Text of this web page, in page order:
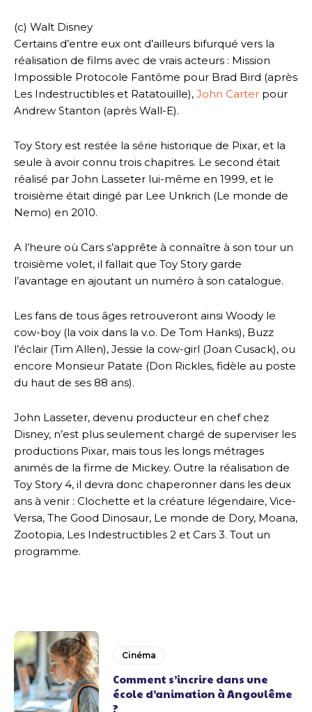
(c) Walt Disney
Certains d’entre eux ont d’ailleurs bifurqué vers la
réalisation de films avec de vrais acteurs : Mission
Impossible Protocole Fantôme pour Brad Bird (après
Les Indestructibles et Ratatouille), John Carter pour
Andrew Stanton (après Wall-E).
Toy Story est restée la série historique de Pixar, et la
seule à avoir connu trois chapitres. Le second était
réalisé par John Lasseter lui-même en 1999, et le
troisième était dirigé par Lee Unkrich (Le monde de
Nemo) en 2010.
A l’heure où Cars s’apprête à connaître à son tour un
troisième volet, il fallait que Toy Story garde
l’avantage en ajoutant un numéro à son catalogue.
Les fans de tous âges retrouveront ainsi Woody le
cow-boy (la voix dans la v.o. De Tom Hanks), Buzz
l’éclair (Tim Allen), Jessie la cow-girl (Joan Cusack), ou
encore Monsieur Patate (Don Rickles, fidèle au poste
du haut de ses 88 ans).
John Lasseter, devenu producteur en chef chez
Disney, n’est plus seulement chargé de superviser les
productions Pixar, mais tous les longs métrages
animés de la firme de Mickey. Outre la réalisation de
Toy Story 4, il devra donc chaperonner dans les deux
ans à venir : Clochette et la créature légendaire, Vice-
Versa, The Good Dinosaur, Le monde de Dory, Moana,
Zootopia, Les Indestructibles 2 et Cars 3. Tout un
programme.
Cinéma
Comment s’incrire dans une
école d’animation à Angoulême
?